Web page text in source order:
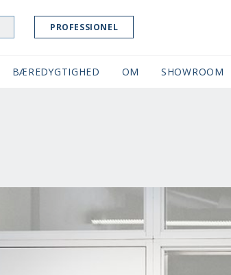
PROFESSIONEL
BÆREDYGTIGHED OM SHOWROOM